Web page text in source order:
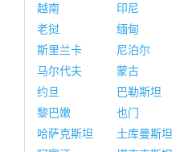
越南
印尼
老挝
缅甸
斯里兰卡
尼泊尔
马尔代夫
蒙古
约旦
巴勒斯坦
黎巴嫩
也门
哈萨克斯坦
土库曼斯坦